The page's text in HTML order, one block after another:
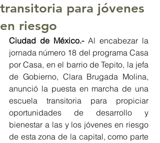
transitoria para jóvenes
en riesgo
Ciudad de México.- Al encabezar la
jornada número 18 del programa Casa
por Casa, en el barrio de Tepito, la jefa
de Gobierno, Clara Brugada Molina,
anunció la puesta en marcha de una
escuela transitoria para propiciar
oportunidades de desarrollo y
bienestar a las y los jóvenes en riesgo
de esta zona de la capital, como parte